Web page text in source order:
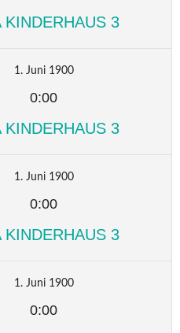
KINDERHAUS 3
1. Juni 1900
0:00
KINDERHAUS 3
1. Juni 1900
0:00
KINDERHAUS 3
1. Juni 1900
0:00